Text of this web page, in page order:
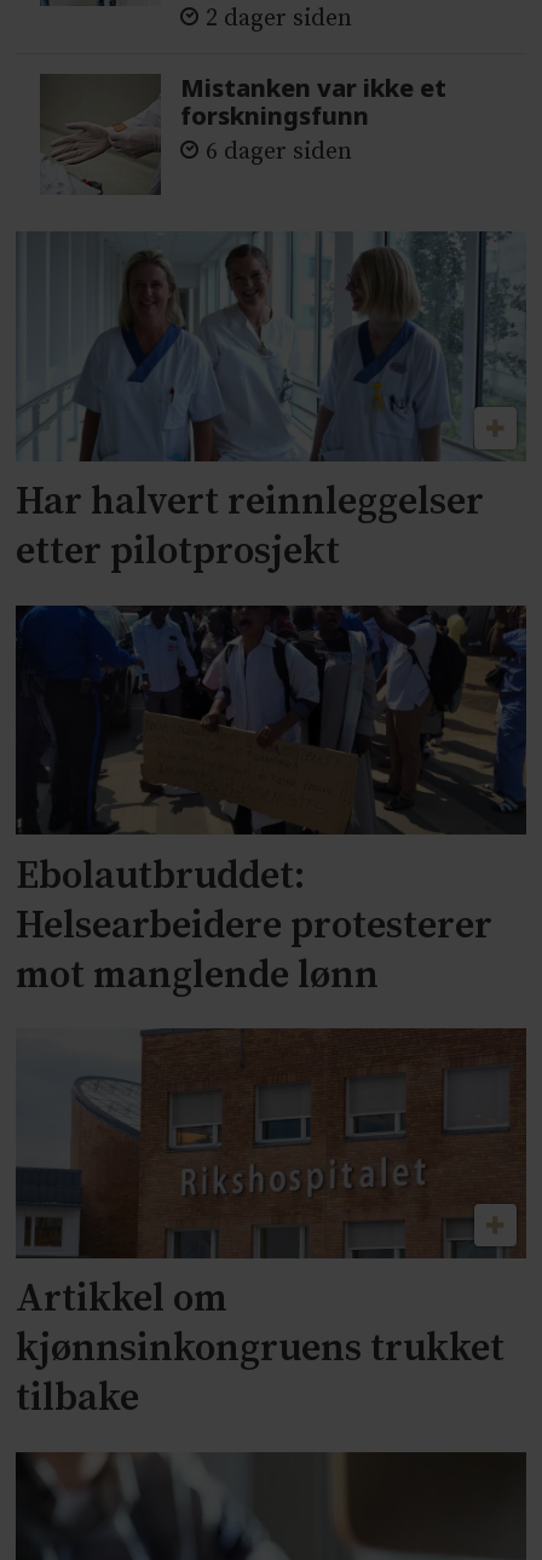
2 dager siden
Mistanken var ikke et
forskningsfunn
6 dager siden
Har halvert reinnleggelser
etter pilotprosjekt
Ebolautbruddet:
Helsearbeidere protesterer
mot manglende lønn
Artikkel om
kjønnsinkongruens trukket
tilbake